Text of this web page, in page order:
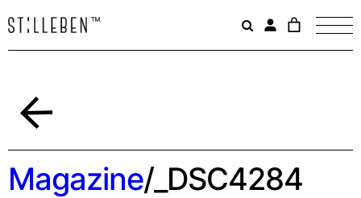
Il
è
Magazine/_DSC4284